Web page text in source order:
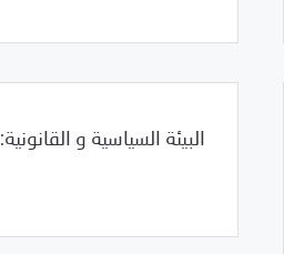
البيئة السياسية و القانونية: